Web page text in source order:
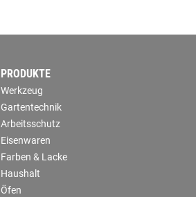
PRODUKTE
Werkzeug
Gartentechnik
Arbeitsschutz
Eisenwaren
Farben & Lacke
Haushalt
Öfen